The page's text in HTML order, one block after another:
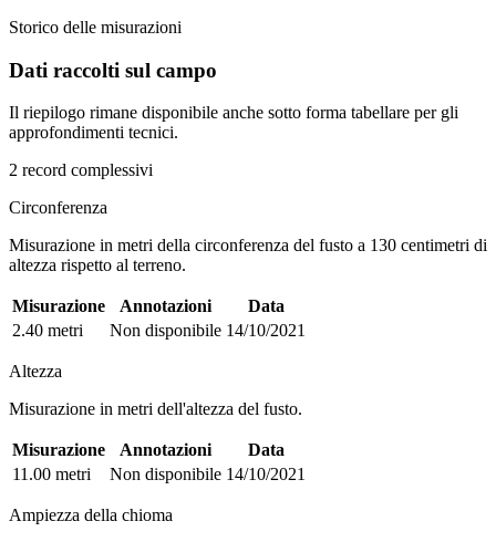
Storico delle misurazioni
Dati raccolti sul campo
Il riepilogo rimane disponibile anche sotto forma tabellare per gli
approfondimenti tecnici.
2 record complessivi
Circonferenza
Misurazione in metri della circonferenza del fusto a 130 centimetri di
altezza rispetto al terreno.
Misurazione Annotazioni
Data
2.40 metri
Non disponibile 14/10/2021
Altezza
Misurazione in metri dell'altezza del fusto.
Misurazione Annotazioni
Data
11.00 metri
Non disponibile 14/10/2021
Ampiezza della chioma